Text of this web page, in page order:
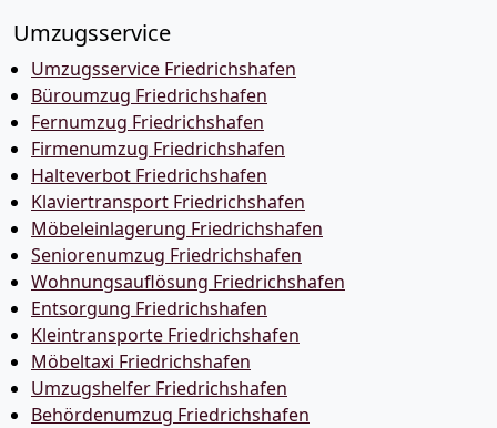
Umzugsservice
Umzugsservice Friedrichshafen
Büroumzug Friedrichshafen
Fernumzug Friedrichshafen
Firmenumzug Friedrichshafen
Halteverbot Friedrichshafen
Klaviertransport Friedrichshafen
Möbeleinlagerung Friedrichshafen
Seniorenumzug Friedrichshafen
Wohnungsauflösung Friedrichshafen
Entsorgung Friedrichshafen
Kleintransporte Friedrichshafen
Möbeltaxi Friedrichshafen
Umzugshelfer Friedrichshafen
Behördenumzug Friedrichshafen